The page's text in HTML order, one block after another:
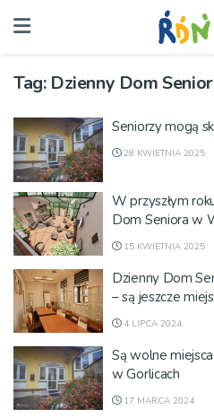
Tag: Dzienny Dom
Seniorzy mogą
28 KWIETNIA 2025
W przyszłym
Dom Seniora w
15 KWIETNIA 2025
Dzienny Dom
– są jeszcze
4 LIPCA 2024
Są wolne
w Gorlicach
17 MARCA 2024